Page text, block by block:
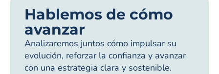
Hablemos de cómo
avanzar
Analizaremos juntos cómo impulsar su
evolución, reforzar la confianza y avanzar
con una estrategia clara y sostenible.